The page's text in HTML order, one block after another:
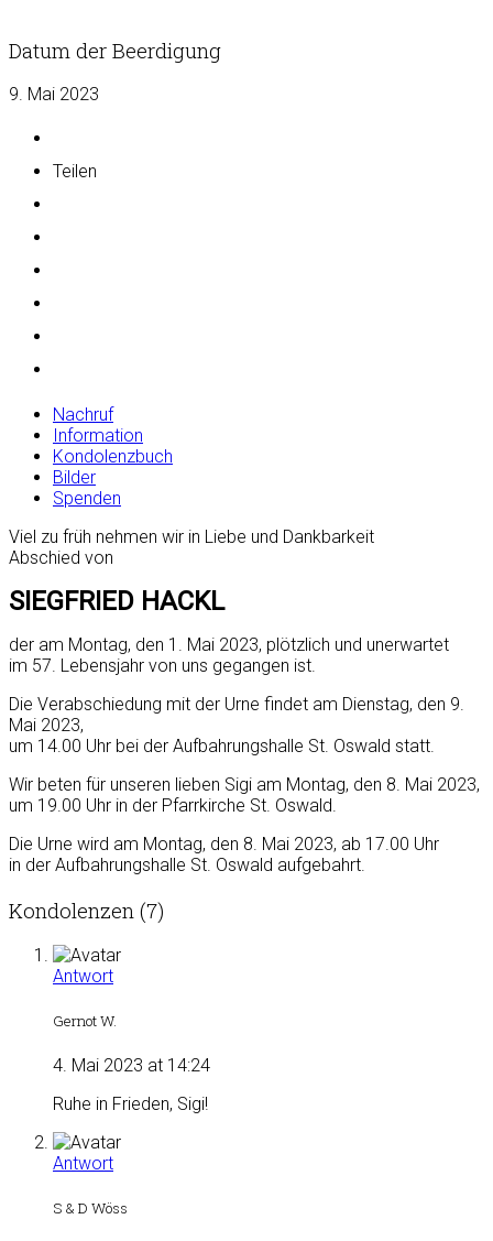
Datum der Beerdigung
9. Mai 2023
Teilen
Nachruf
Information
Kondolenzbuch
Bilder
Spenden
Viel zu früh nehmen wir in Liebe und Dankbarkeit
Abschied von
SIEGFRIED HACKL
der am Montag, den 1. Mai 2023, plötzlich und unerwartet
im 57. Lebensjahr von uns gegangen ist.
Die Verabschiedung mit der Urne findet am Dienstag, den 9.
Mai 2023,
um 14.00 Uhr bei der Aufbahrungshalle St. Oswald statt.
Wir beten für unseren lieben Sigi am Montag, den 8. Mai 2023,
um 19.00 Uhr in der Pfarrkirche St. Oswald.
Die Urne wird am Montag, den 8. Mai 2023, ab 17.00 Uhr
in der Aufbahrungshalle St. Oswald aufgebahrt.
Kondolenzen (7)
Antwort
Gernot W.
4. Mai 2023 at 14:24
Ruhe in Frieden, Sigi!
Antwort
S & D Wöss